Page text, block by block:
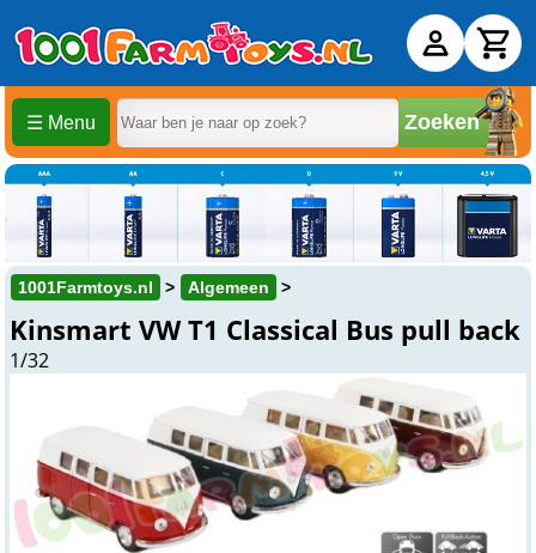
☰ Menu Zoeken
1001Farmtoys.nl Algemeen
Kinsmart VW T1 Classical Bus pull back
1/32